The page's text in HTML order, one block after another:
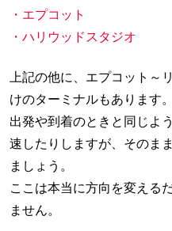
・エプコット
・ハリウッドスタジオ
上記の他に、エプコット～
けのターミナルもあります。
出発や到着のときと同じよ
速したりしますが、そのま
ましょう。
ここは本当に方向を変える
ません。